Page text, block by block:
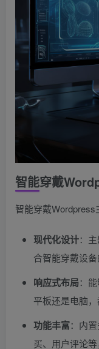
智能穿戴
智能穿戴Wordpress
现代化设计：
合智能穿戴设备
响应式布局：
平板还是电脑，
功能丰富：内
买、用户评论等